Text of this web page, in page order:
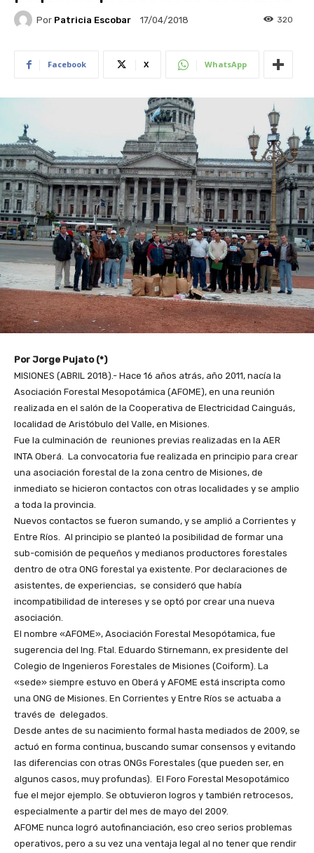
Por Patricia Escobar 17/04/2018 320
Facebook X WhatsApp
Por Jorge Pujato (*)
MISIONES (ABRIL 2018).- Hace 16 años atrás, año 2011, nacía la
Asociación Forestal Mesopotámica (AFOME), en una reunión
realizada en el salón de la Cooperativa de Electricidad Cainguás,
localidad de Aristóbulo del Valle, en Misiones.
Fue la culminación de reuniones previas realizadas en la AER
INTA Oberá. La convocatoria fue realizada en principio para crear
una asociación forestal de la zona centro de Misiones, de
inmediato se hicieron contactos con otras localidades y se amplio
a toda la provincia.
Nuevos contactos se fueron sumando, y se amplió a Corrientes y
Entre Ríos. Al principio se planteó la posibilidad de formar una
sub-comisión de pequeños y medianos productores forestales
dentro de otra ONG forestal ya existente. Por declaraciones de
asistentes, de experiencias, se consideró que había
incompatibilidad de intereses y se optó por crear una nueva
asociación.
El nombre «AFOME», Asociación Forestal Mesopótamica, fue
sugerencia del Ing. Ftal. Eduardo Stirnemann, ex presidente del
Colegio de Ingenieros Forestales de Misiones (Coiform). La
«sede» siempre estuvo en Oberá y AFOME está inscripta como
una ONG de Misiones. En Corrientes y Entre Ríos se actuaba a
través de delegados.
Desde antes de su nacimiento formal hasta mediados de 2009, se
actuó en forma continua, buscando sumar consensos y evitando
las diferencias con otras ONGs Forestales (que pueden ser, en
algunos casos, muy profundas). El Foro Forestal Mesopotámico
fue el mejor ejemplo. Se obtuvieron logros y también retrocesos,
especialmente a partir del mes de mayo del 2009.
AFOME nunca logró autofinanciación, eso creo serios problemas
operativos, pero a su vez una ventaja legal al no tener que rendir